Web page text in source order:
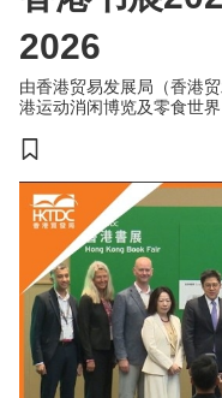
2026
由香港贸易发展局（香港
港运动消闲博览及零食世